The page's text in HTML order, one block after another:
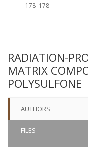
178–178
RADIATION-
MATRIX
POLYSULFONE
AUTHORS
FILES